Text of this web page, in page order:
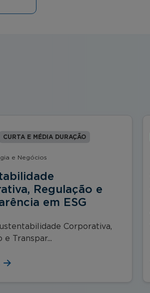
CURTA E MÉDIA DURAÇÃO
e Negócios
Regulação e
em ESG
Corporativa,
e Transpar...